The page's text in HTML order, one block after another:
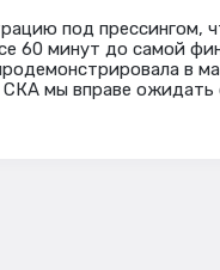
под прессингом,
60 минут до самой
в
мы вправе ожидать